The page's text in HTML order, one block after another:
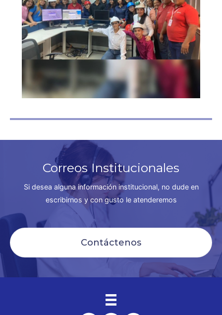
Correos Institucionales
Si desea alguna información institucional, no dude en
escribirnos y con gusto le atenderemos
Contáctenos